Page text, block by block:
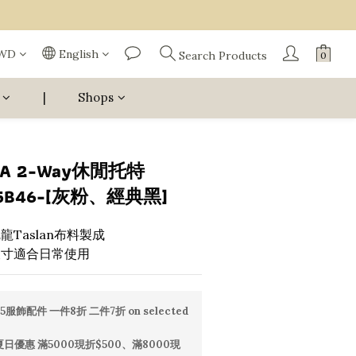
English Search Products
| Shops
2-Way休閒托特
[灰粉、經典黑]
Taslan布料製成
適合日常使用
服飾配件 一件8折 二件7折 on selected
日優惠 滿5000現折$500、滿8000現